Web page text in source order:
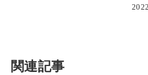
関連記事